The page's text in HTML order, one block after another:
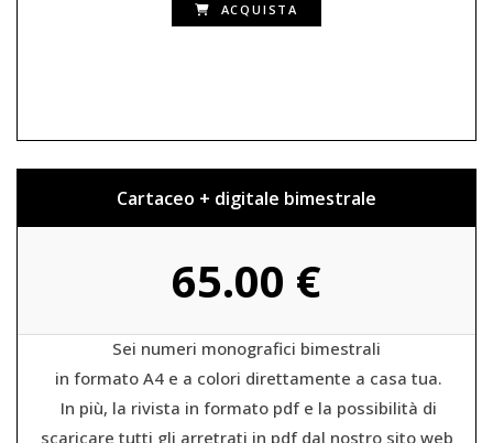
ACQUISTA
Cartaceo + digitale bimestrale
65.00 €
Sei numeri monografici bimestrali
in formato A4 e a colori direttamente a casa tua.
In più, la rivista in formato pdf e la possibilità di
scaricare tutti gli arretrati in pdf dal nostro sito web